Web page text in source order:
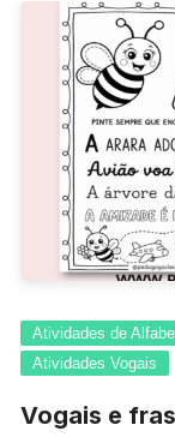
Atividades de
Atividades Vogais
Vogais e